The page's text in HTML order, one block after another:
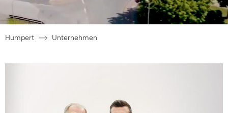
Humpert Unternehmen